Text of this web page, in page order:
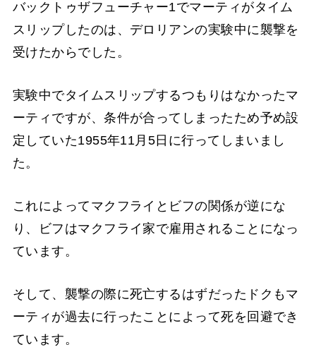
バックトゥザフューチャー1でマーティがタイム
スリップしたのは、デロリアンの実験中に襲撃を
受けたからでした。
実験中でタイムスリップするつもりはなかったマ
ーティですが、条件が合ってしまったため予め設
定していた1955年11月5日に行ってしまいまし
た。
これによってマクフライとビフの関係が逆にな
り、ビフはマクフライ家で雇用されることになっ
ています。
そして、襲撃の際に死亡するはずだったドクもマ
ーティが過去に行ったことによって死を回避でき
ています。